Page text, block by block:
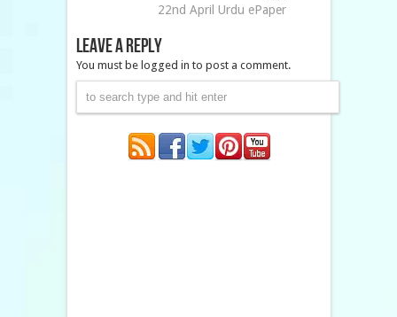
22nd April Urdu ePaper
Leave a Reply
You must be logged in to post a comment.